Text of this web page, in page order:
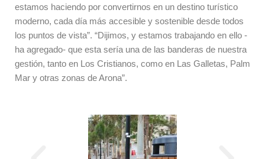
estamos haciendo por convertirnos en un destino turístico
moderno, cada día más accesible y sostenible desde todos
los puntos de vista”. “Dijimos, y estamos trabajando en ello -
ha agregado- que esta sería una de las banderas de nuestra
gestión, tanto en Los Cristianos, como en Las Galletas, Palm
Mar y otras zonas de Arona”.